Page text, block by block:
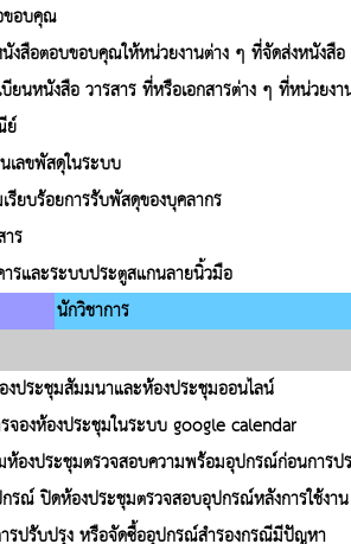
ขอบคุณ
อตอบขอบคุณให้หน่วยงานต่าง ๆ ที่จัดส่งหนังสือ
หนังสือ วารสาร ที่หรือเอกสารต่าง ๆ ที่หน่วยงา
ย์
ลขพัสดุในระบบ
บร้อยการรับพัสดุของบุคลากร
ร
รและระบบประตูสแกนลายนิ้วมือ
นักวิชาการ
งประชุมสัมมนาและห้องประชุมออนไลน์
องห้องประชุมในระบบ google calendar
งประชุมตรวจสอบความพร้อมอุปกรณ์ก่อนการ
ณ์ ปิดห้องประชุมตรวจสอบอุปกรณ์หลังการใช้งาน
ปรับปรุง หรือจัดซื้ออุปกรณ์สำรองกรณีมีปัญหา